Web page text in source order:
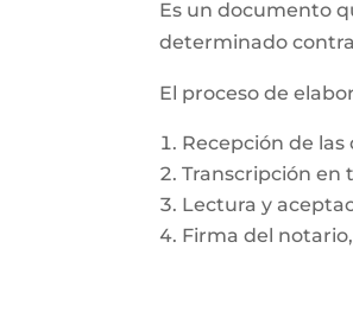
Es un documento
determinado
El proceso de
Recepción de
Transcripción en
Lectura y
Firma del